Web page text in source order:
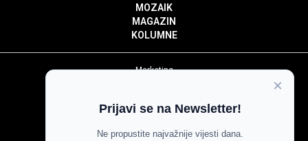
MOZAIK
MAGAZIN
KOLUMNE
Marketing
Impressum
Pravila komentiranja
×
Prijavi se na Newsletter!
Ne propustite najvažnije vijesti dana.